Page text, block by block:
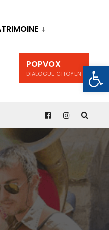
POPVOX
DIALOGUE CITOYEN